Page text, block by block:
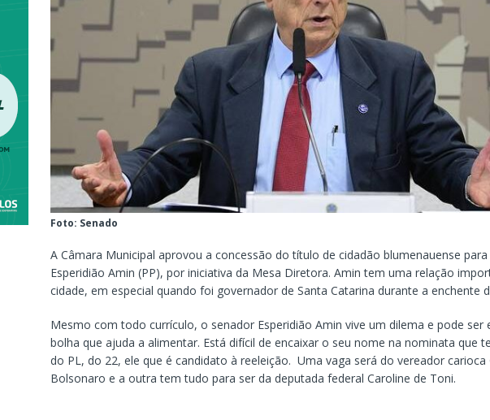
Foto: Senado
A Câmara Municipal aprovou a concessão do título de cidadão blumenauense
Esperidião Amin (PP), por iniciativa da Mesa Diretora. Amin tem uma relação
cidade, em especial quando foi governador de Santa Catarina durante a enchente
Mesmo com todo currículo, o senador Esperidião Amin vive um dilema e pode ser
bolha que ajuda a alimentar. Está difícil de encaixar o seu nome na nominata que
do PL, do 22, ele que é candidato à reeleição. Uma vaga será do vereador carioca
Bolsonaro e a outra tem tudo para ser da deputada federal Caroline de Toni.